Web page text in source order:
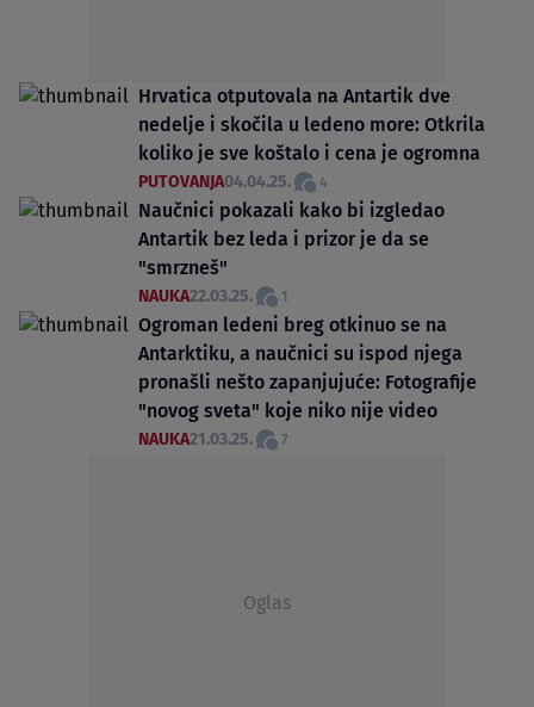
Hrvatica otputovala na Antartik dve
nedelje i skočila u ledeno more: Otkrila
koliko je sve koštalo i cena je ogromna
PUTOVANJA04.04.25. 4
Naučnici pokazali kako bi izgledao
Antartik bez leda i prizor je da se
"smrzneš"
NAUKA22.03.25. 1
Ogroman ledeni breg otkinuo se na
Antarktiku, a naučnici su ispod njega
pronašli nešto zapanjujuće: Fotografije
"novog sveta" koje niko nije video
NAUKA21.03.25. 7
Oglas